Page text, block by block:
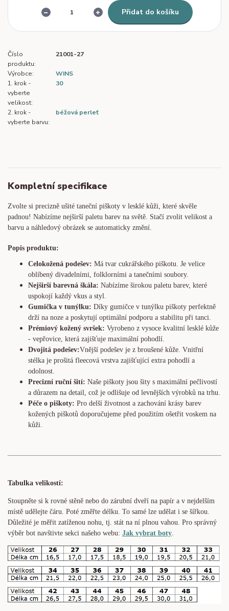
Přidat do košíku
Číslo
produktu:
21001-27
Výrobce:
WINS
1. krok -
vyberte
velikost:
30
2. krok -
vyberte barvu:
béžová perleť
Kompletní specifikace
Zvolte si precizně ušité taneční piškoty v lesklé kůži, které skvěle
padnou! Nabízíme nejširší paletu barev na světě. Stačí zvolit velikost a
barvu a náhledový obrázek se automaticky změní.
Popis produktu:
Celokožená podešev: Má tvar cukrářského piškotu. Je velice
oblíbený divadelními, folklorními a tanečními soubory.
Nejširší barevná škála: Nabízíme širokou paletu barev, které
uspokojí každý vkus a styl.
Gumička v tunýlku: Díky gumičce v tunýlku piškoty perfektně
drží na noze a poskytují optimální podporu a stabilitu při tanci.
Prémiový kožený svršek: Vyrobeno z vysoce kvalitní lesklé kůže
- vepřovice, která zajišťuje maximální pohodlí.
Dvojitá podešev:Vnější podešev je z broušené kůže. Vnitřní
stélka je prošitá fleecová vrstva zajišťující extra pohodlí a
odolnost.
Precizní ruční šití: Naše piškoty jsou šity s maximální pečlivostí
a důrazem na detail, což je odlišuje od levnějších výrobků na trhu.
Péče o piškoty: Pro delší životnost a zachování krásy barev
kožených piškotů doporučujeme před použitím ošetřit voskem na
kůži.
Tabulka velikostí:
Stoupněte si k rovné stěně nebo do zárubní dveří na papír a v nejdelším
místě udělejte čáru. Poté změřte délku. To samé lze udělat i se šířkou.
Důležité je měřit zatíženou nohu, tj. stát na ní plnou vahou. Pro správný
výběr bot navštivte sekci našeho webu: Jak vybrat boty.